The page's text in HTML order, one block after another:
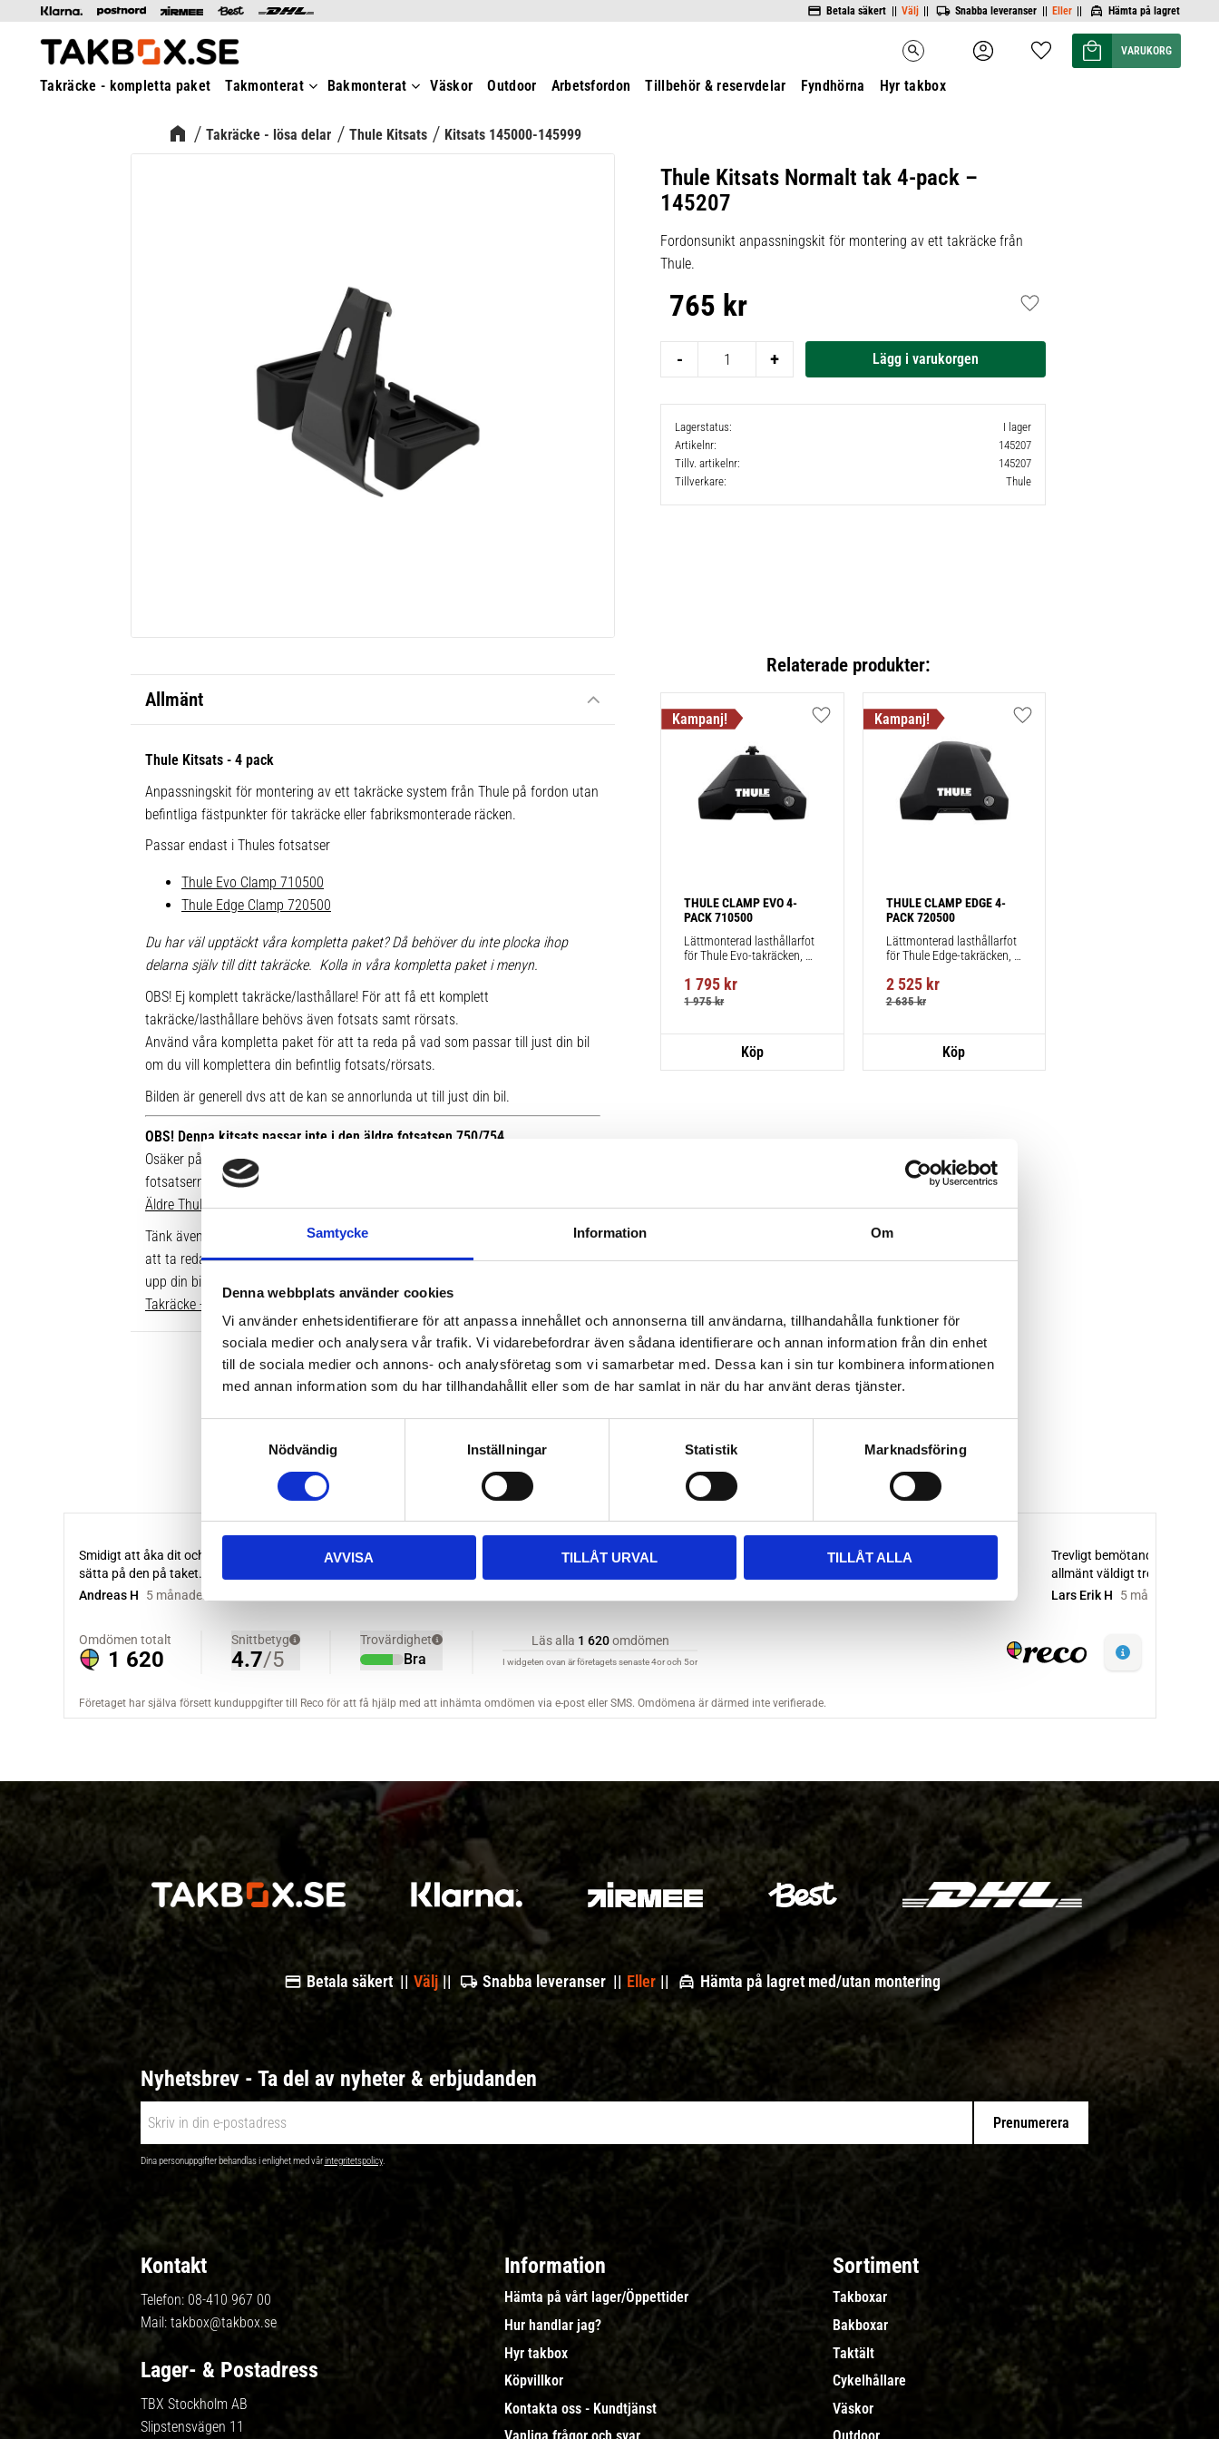
Samtycke Information Om
Denna webbplats använder cookies
Vi använder enhetsidentifierare för att anpassa innehållet och annonserna till användarna, tillhandahålla funktioner för
sociala medier och analysera vår trafik. Vi vidarebefordrar även sådana identifierare och annan information från din enhet
till de sociala medier och annons- och analysföretag som vi samarbetar med. Dessa kan i sin tur kombinera informationen
med annan information som du har tillhandahållit eller som de har samlat in när du har använt deras tjänster.
k
e
s
Nödvändig Inställningar Statistik Marknadsföring
AVVISA TILLÅT URVAL TILLÅT ALLA
Betala säkert || Välj || Snabba leveranser || Eller || Hämta på lagret
search Favoriter
Kundvagn
Takräcke - kompletta paket Takmonterat Bakmonterat Väskor Outdoor Arbetsfordon Tillbehör & reservdelar Fyndhörna Hyr takbox
Takräcke - lösa delar Thule Kitsats Kitsats 145000-145999
Thule Kitsats Normalt tak 4-pack –
145207
Fordonsunikt anpassningskit för montering av ett takräcke från
Thule.
765 kr
+
-
Lägg till i favoriter
Lagerstatus
I lager
Artikelnr
145207
Tillv. artikelnr
145207
Tillverkare
Thule
Allmänt
Thule Kitsats - 4 pack
Anpassningskit för montering av ett takräcke system från Thule på fordon utan
befintliga fästpunkter för takräcke eller fabriksmonterade räcken.
Passar endast i Thules fotsatser
Thule Evo Clamp 710500
Thule Edge Clamp 720500
Du har väl upptäckt våra kompletta paket? Då behöver du inte plocka ihop
delarna själv till ditt takräcke. Kolla in våra kompletta paket i menyn.
OBS! Ej komplett takräcke/lasthållare! För att få ett komplett
takräcke/lasthållare behövs även fotsats samt rörsats.
Använd våra kompletta paket för att ta reda på vad som passar till just din bil
om du vill komplettera din befintlig fotsats/rörsats.
Bilden är generell dvs att de kan se annorlunda ut till just din bil.
OBS! Denna kitsats passar inte i den äldre fotsatsen 750/754.
Osäker på vilken fot du har sedan tidigare? Här kan du se bilder på de äldre
fotsatserna:
Äldre Thule fotsatser som inte går att komplettera med nya kitsatser >>
Tänk även på att dina rör över taket behöver vara i rätt längd. Enklaste sättet
att ta reda på vilken längd du ska ha är att gå till våra kompletta paket, leta
upp din bil. Där ser du enkelt vilken längd som passar.
Takräcke - kompletta paket >>
Relaterade produkter:
THULE CLAMP EVO 4-
PACK 710500
Lättmonterad lasthållarfot
för Thule Evo-takräcken,
fästpunkter för takräcke
eller fabriksmonterade
1 795 kr
1 975kr
Lägg till i favoriter
THULE CLAMP EDGE 4-
PACK 720500
Lättmonterad lasthållarfot
för Thule Edge-takräcken,
fästpunkter för takräcke
eller fabriksmonterade
2 525kr
2 635kr
Lägg till i favoriter
Betala säkert || Välj || Snabba leveranser || Eller || Hämta på lagret med/utan montering
Nyhetsbrev - Ta del av nyheter & erbjudanden
Prenumerera
Dina personuppgifter behandlas i enlighet med vårintegritetspolicy.
Kontakt
Telefon: 08-410 967 00
Mail: takbox@takbox.se
Lager- & Postadress
TBX Stockholm AB
Slipstensvägen 11
Information
Hämta på vårt lager/Öppettider
Hur handlar jag?
Hyr takbox
Köpvillkor
Kontakta oss - Kundtjänst
Sortiment
Takboxar
Bakboxar
Taktält
Cykelhållare
Väskor